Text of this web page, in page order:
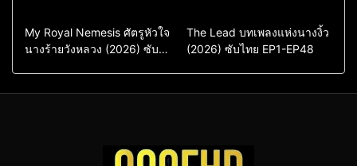
ซีรี่ย์เกาหลีพากย์ไทย
ซีรี่ย์เกาหลีซับไทย
Comedy
Drama
Sci-Fi & Fantasy
My Royal Nemesis ศัตรูหัวใจ
นางร้ายวังหลวง (2026) ซับ
Drama
ซีรี่ย์จีน
ซีรี่ย์จีนซับไทย
The Lead บทเพลงแห่งนางงิ้ว
(2026) ซับไทย EP1-EP48